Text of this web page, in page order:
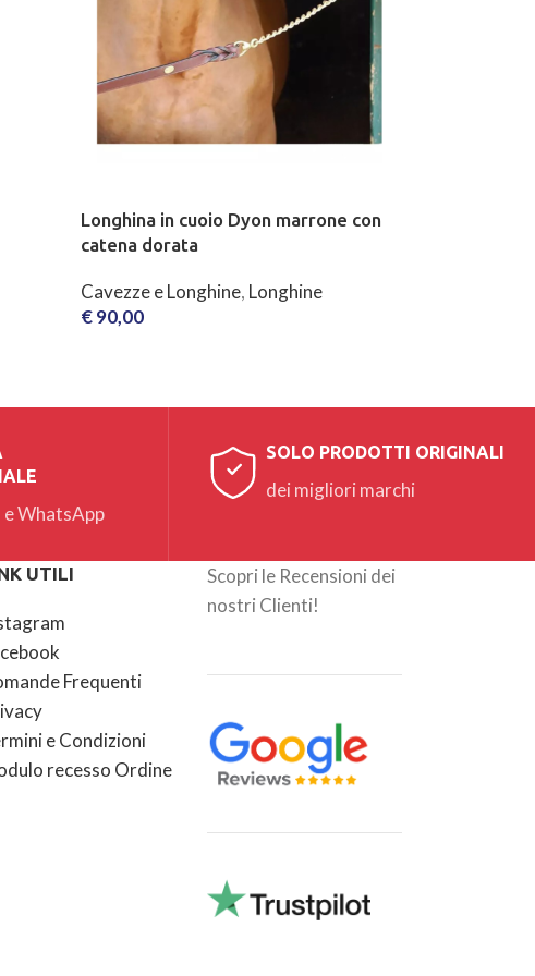
Longhina in cuoio Dyon marrone con
catena dorata
Cavezze e Longhine, Longhine
€90,00
WhatsApp
SOLO PRODOTTI ORIGINALI
dei migliori marchi
UTILI
Frequenti
e Condizioni
recesso Ordine
Scopri le Recensioni dei
nostri Clienti!